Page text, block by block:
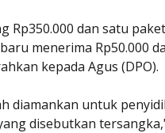
Rp350.000 dan satu
menerima Rp50.000
kepada Agus (DPO).
diamankan untuk
disebutkan